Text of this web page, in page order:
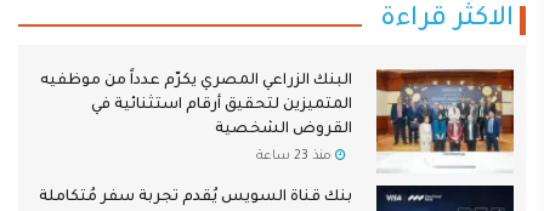
الاكثر قراءة
البنك الزراعي المصري يكرّم عدداً من موظفيه
المتميزين لتحقيق أرقام استثنائية في
القروض الشخصية
منذ 23 ساعة
بنك قناة السويس يُقدم تجربة سفر مُتكاملة